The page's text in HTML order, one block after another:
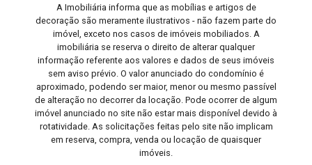
A Imobiliária informa que as mobílias e artigos de
decoração são meramente ilustrativos - não fazem parte do
imóvel, exceto nos casos de imóveis mobiliados. A
imobiliária se reserva o direito de alterar qualquer
informação referente aos valores e dados de seus imóveis
sem aviso prévio. O valor anunciado do condomínio é
aproximado, podendo ser maior, menor ou mesmo passível
de alteração no decorrer da locação. Pode ocorrer de algum
imóvel anunciado no site não estar mais disponível devido à
rotatividade. As solicitações feitas pelo site não implicam
em reserva, compra, venda ou locação de quaisquer
imóveis.